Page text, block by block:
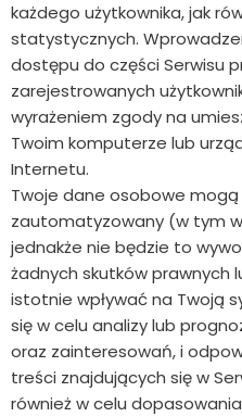
każdego użytkownika, jak
statystycznych.
dostępu do części Serwisu
zarejestrowanych
wyrażeniem zgody na
Twoim komputerze lub
Internetu.
Twoje dane osobowe
zautomatyzowany (w tym
jednakże nie będzie to
żadnych skutków prawnych
istotnie wpływać na Twoją
się w celu analizy lub
oraz zainteresowań, i
treści znajdujących się w
również w celu